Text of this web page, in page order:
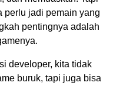
perlu jadi pemain yang
pentingnya adalah
developer, kita tidak
buruk, tapi juga bisa